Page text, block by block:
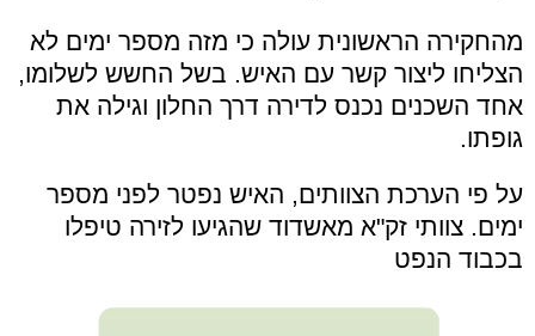
מהחקירה הראשונית עולה כי מזה מספר ימים לא
הצליחו ליצור קשר עם האיש. בשל החשש לשלומו,
אחד השכנים נכנס לדירה דרך החלון וגילה את
גופתו.
על פי הערכת הצוותים, האיש נפטר לפני מספר
ימים. צוותי זק"א מאשדוד שהגיעו לזירה טיפלו
בכבוד הנפט